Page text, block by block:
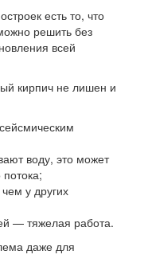
есть то, что
решить без
всей
кирпич не лишен и
воду, это может
у других
— тяжелая работа.
даже для